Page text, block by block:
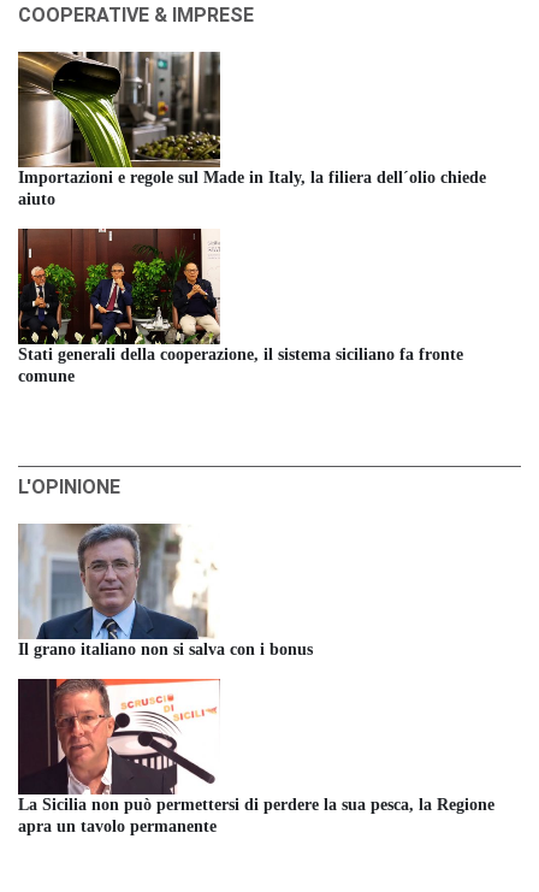
COOPERATIVE & IMPRESE
Importazioni e regole sul Made in Italy, la filiera dell´olio chiede
aiuto
Stati generali della cooperazione, il sistema siciliano fa fronte
comune
L'OPINIONE
Il grano italiano non si salva con i bonus
La Sicilia non può permettersi di perdere la sua pesca, la Regione
apra un tavolo permanente